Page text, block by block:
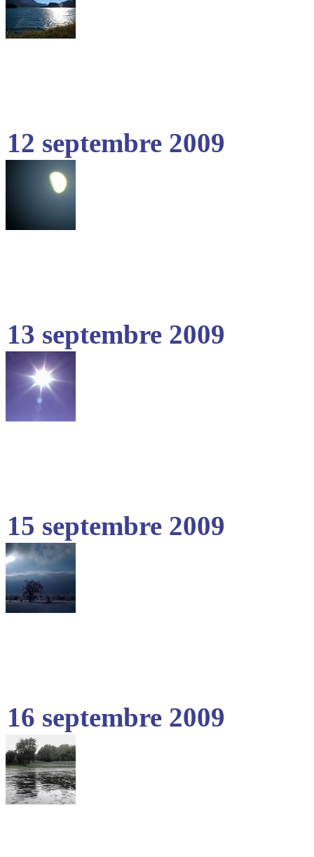
12 septembre 2009
13 septembre 2009
15 septembre 2009
16 septembre 2009